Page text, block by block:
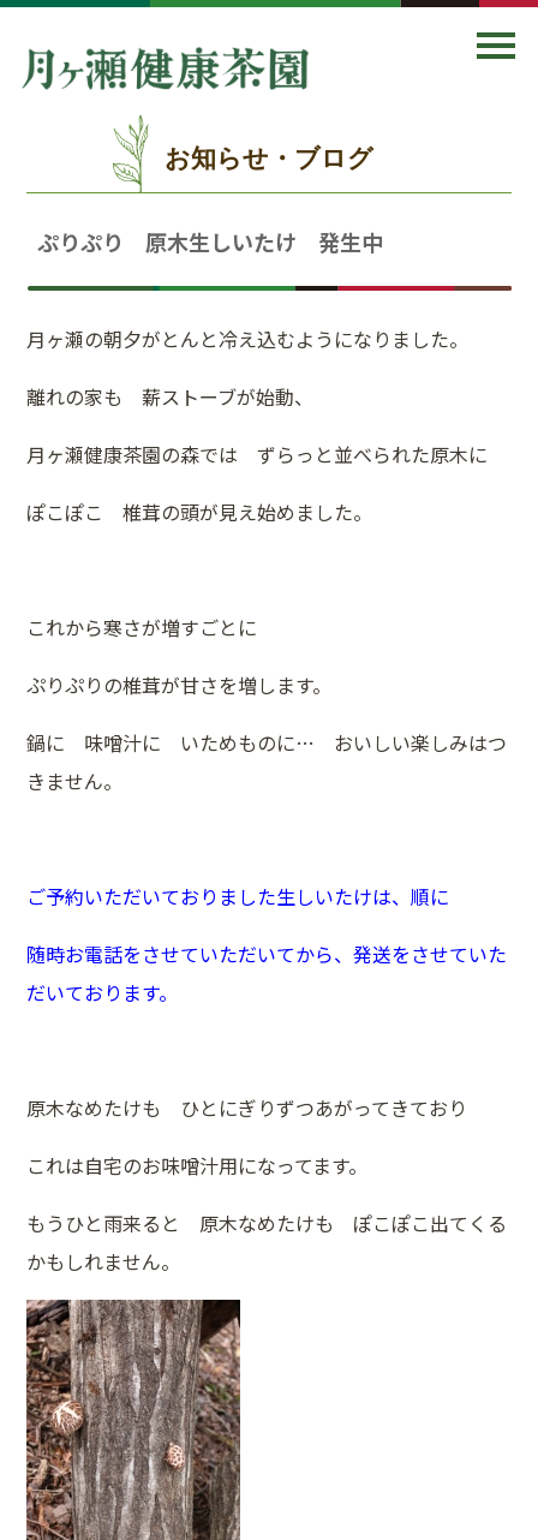
お知らせ・ブログ
ぷりぷり 原木生しいたけ 発生中
月ヶ瀬の朝夕がとんと冷え込むようになりました。
離れの家も 薪ストーブが始動、
月ヶ瀬健康茶園の森では ずらっと並べられた原木に
ぽこぽこ 椎茸の頭が見え始めました。
これから寒さが増すごとに
ぷりぷりの椎茸が甘さを増します。
鍋に 味噌汁に いためものに… おいしい楽しみはつ
きません。
ご予約いただいておりました生しいたけは、順に
随時お電話をさせていただいてから、発送をさせていた
だいております。
原木なめたけも ひとにぎりずつあがってきており
これは自宅のお味噌汁用になってます。
もうひと雨来ると 原木なめたけも ぽこぽこ出てくる
かもしれません。